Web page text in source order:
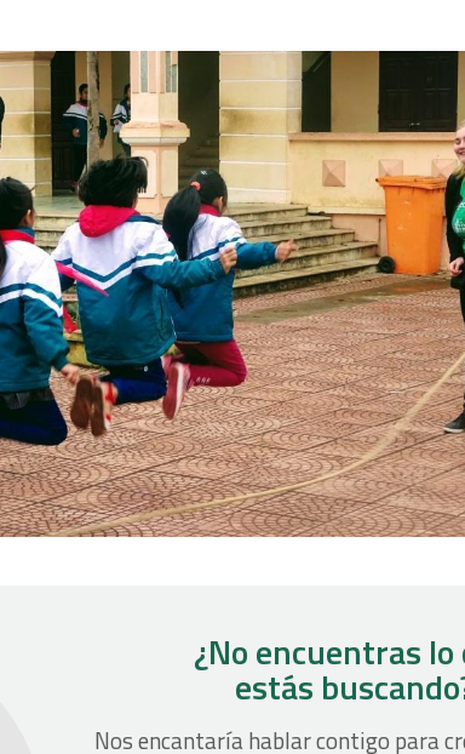
¿No encuentras lo
estás
Nos encantaría hablar contigo para